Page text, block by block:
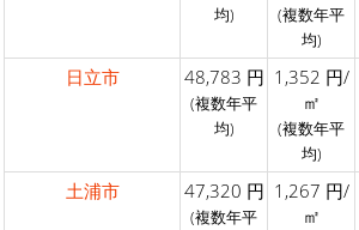
均)
(複数年平
均)
日立市 48,783 円
(複数年平
均)
1,352 円/
㎡
(複数年平
均)
土浦市 47,320 円
(複数年平
1,267 円/
㎡